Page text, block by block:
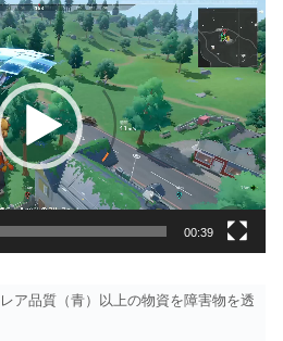
00:39
ア品質（青）以上の物資を障害物を透